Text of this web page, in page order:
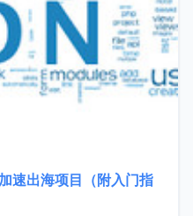
速出海项目（附入门指